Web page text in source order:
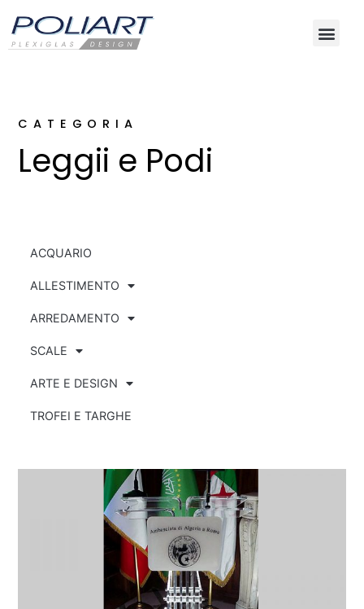
CATEGORIA
Leggii e Podi
ACQUARIO
ALLESTIMENTO
ARREDAMENTO
SCALE
ARTE E DESIGN
TROFEI E TARGHE